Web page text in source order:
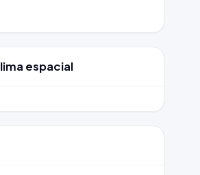
espacial